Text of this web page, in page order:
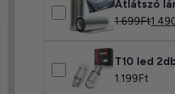
Átlátszó
1.699Ft
T10 led
1.199Ft